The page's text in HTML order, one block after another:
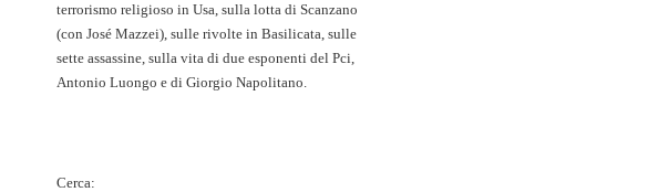
terrorismo religioso in Usa, sulla lotta di Scanzano
(con José Mazzei), sulle rivolte in Basilicata, sulle
sette assassine, sulla vita di due esponenti del Pci,
Antonio Luongo e di Giorgio Napolitano.
Cerca: